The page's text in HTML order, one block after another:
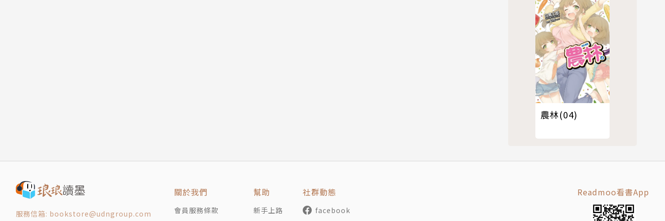
農林(04)
服務信箱: bookstore@udngroup.com
關於我們
會員服務條款
幫助
新手上路
社群動態
facebook
Readmoo看書App